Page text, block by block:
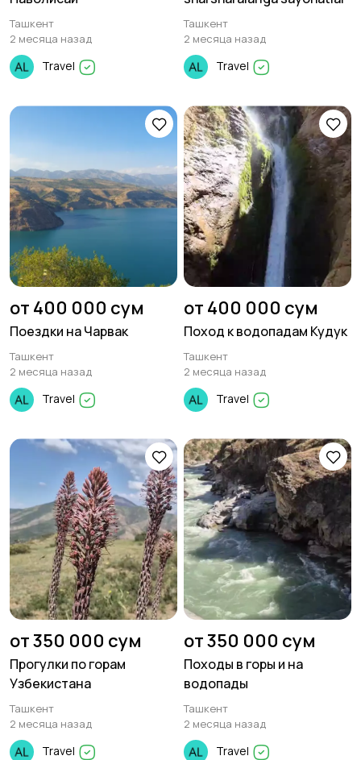
Ташкент
2 месяца назад
Travel
Ташкент
2 месяца назад
Travel
от 400 000 сум
Поездки на Чарвак
Ташкент
2 месяца назад
Travel
от 400 000 сум
Поход к водопадам Кудук
Ташкент
2 месяца назад
Travel
от 350 000 сум
Прогулки по горам
Узбекистана
Ташкент
2 месяца назад
Travel
от 350 000 сум
Походы в горы и на
водопады
Ташкент
2 месяца назад
Travel